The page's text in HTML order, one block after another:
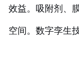
效益。吸附剂、
空间。数字孪生